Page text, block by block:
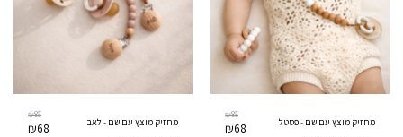
מחזיק מוצץ עם שם - פסטל
₪85
₪68 מחזיק מוצץ עם שם - לאב
₪85
₪68